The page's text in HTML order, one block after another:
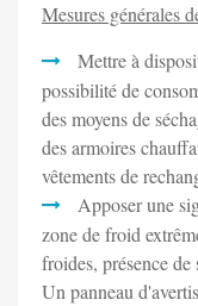
Mesures générales
Mettre à
possibilité de
des moyens de
des armoires
vêtements de
Apposer une
zone de froid
froides, présence
Un panneau